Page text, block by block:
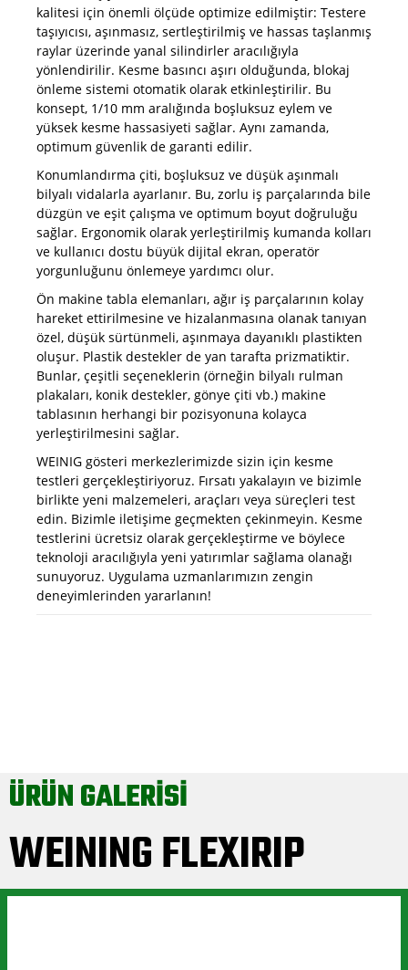
kalitesi için önemli ölçüde optimize edilmiştir: Testere
taşıyıcısı, aşınmasız, sertleştirilmiş ve hassas taşlanmış
raylar üzerinde yanal silindirler aracılığıyla
yönlendirilir. Kesme basıncı aşırı olduğunda, blokaj
önleme sistemi otomatik olarak etkinleştirilir. Bu
konsept, 1/10 mm aralığında boşluksuz eylem ve
yüksek kesme hassasiyeti sağlar. Aynı zamanda,
optimum güvenlik de garanti edilir.
Konumlandırma çiti, boşluksuz ve düşük aşınmalı
bilyalı vidalarla ayarlanır. Bu, zorlu iş parçalarında bile
düzgün ve eşit çalışma ve optimum boyut doğruluğu
sağlar. Ergonomik olarak yerleştirilmiş kumanda kolları
ve kullanıcı dostu büyük dijital ekran, operatör
yorgunluğunu önlemeye yardımcı olur.
Ön makine tabla elemanları, ağır iş parçalarının kolay
hareket ettirilmesine ve hizalanmasına olanak tanıyan
özel, düşük sürtünmeli, aşınmaya dayanıklı plastikten
oluşur. Plastik destekler de yan tarafta prizmatiktir.
Bunlar, çeşitli seçeneklerin (örneğin bilyalı rulman
plakaları, konik destekler, gönye çiti vb.) makine
tablasının herhangi bir pozisyonuna kolayca
yerleştirilmesini sağlar.
WEINIG gösteri merkezlerimizde sizin için kesme
testleri gerçekleştiriyoruz. Fırsatı yakalayın ve bizimle
birlikte yeni malzemeleri, araçları veya süreçleri test
edin. Bizimle iletişime geçmekten çekinmeyin. Kesme
testlerini ücretsiz olarak gerçekleştirme ve böylece
teknoloji aracılığıyla yeni yatırımlar sağlama olanağı
sunuyoruz. Uygulama uzmanlarımızın zengin
deneyimlerinden yararlanın!
ÜRÜN GALERİSİ
WEINING FLEXIRIP